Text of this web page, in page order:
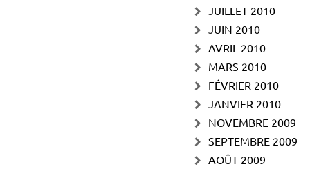
JUILLET 2010
JUIN 2010
AVRIL 2010
MARS 2010
FÉVRIER 2010
JANVIER 2010
NOVEMBRE 2009
SEPTEMBRE 2009
AOÛT 2009